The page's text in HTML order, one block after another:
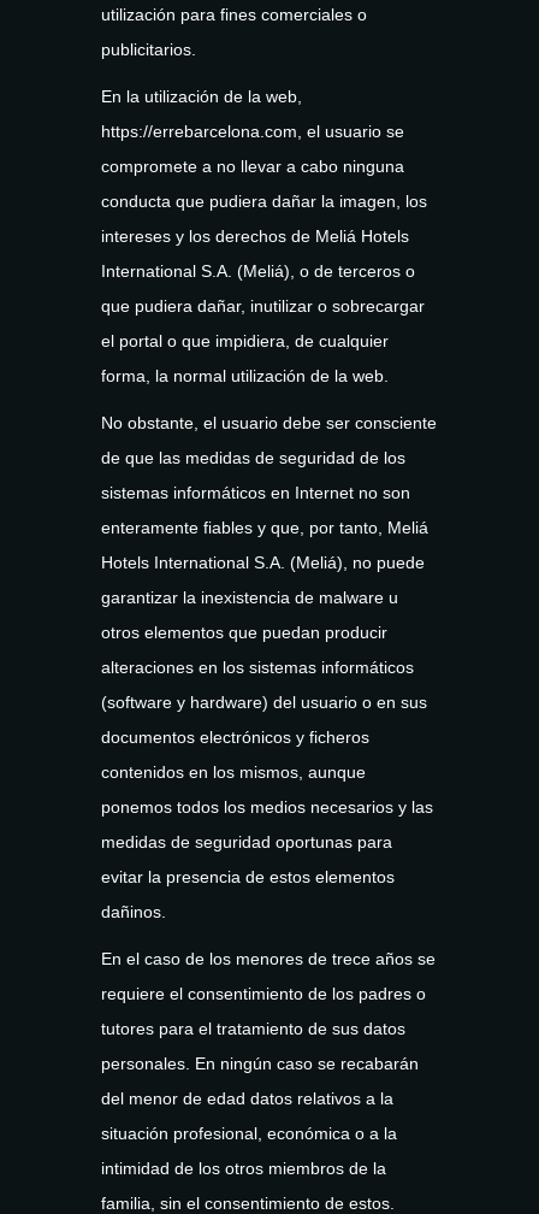
utilización para fines comerciales o
publicitarios.
En la utilización de la web,
https://errebarcelona.com, el usuario se
compromete a no llevar a cabo ninguna
conducta que pudiera dañar la imagen, los
intereses y los derechos de Meliá Hotels
International S.A. (Meliá), o de terceros o
que pudiera dañar, inutilizar o sobrecargar
el portal o que impidiera, de cualquier
forma, la normal utilización de la web.
No obstante, el usuario debe ser consciente
de que las medidas de seguridad de los
sistemas informáticos en Internet no son
enteramente fiables y que, por tanto, Meliá
Hotels International S.A. (Meliá), no puede
garantizar la inexistencia de malware u
otros elementos que puedan producir
alteraciones en los sistemas informáticos
(software y hardware) del usuario o en sus
documentos electrónicos y ficheros
contenidos en los mismos, aunque
ponemos todos los medios necesarios y las
medidas de seguridad oportunas para
evitar la presencia de estos elementos
dañinos.
En el caso de los menores de trece años se
requiere el consentimiento de los padres o
tutores para el tratamiento de sus datos
personales. En ningún caso se recabarán
del menor de edad datos relativos a la
situación profesional, económica o a la
intimidad de los otros miembros de la
familia, sin el consentimiento de estos.